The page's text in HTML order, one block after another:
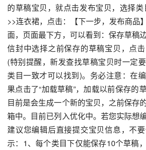
的草稿宝贝，就点击发布宝贝，选择
>>连衣裙，点击：【下一步，发布商品
面，页面最下方，可以看到：保存草稿
信封中选择之前保存的草稿宝贝，点击
(特别提醒，新发查找草稿宝贝时一定
类目一致才可以找到)。务必注意：在
果点击了“加载草稿”，加载以前保存的
目前是会生成一个新的宝贝，之前保存
箱中。目前已列入优化中。若您实际想
建议您编辑后直接提交宝贝信息，不
示：1、每个类目下仅能保存10个草稿